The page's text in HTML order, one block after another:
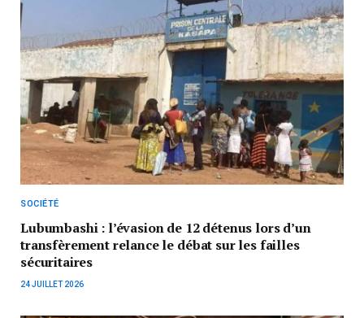
SOCIÉTÉ
Lubumbashi : l’évasion de 12 détenus lors d’un
transfèrement relance le débat sur les failles
sécuritaires
24 JUILLET 2026